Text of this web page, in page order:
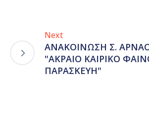
Next
ΑΝΑΚΟΙΝΩΣΗ Σ.
"ΑΚΡΑΙΟ ΚΑΙΡΙΚΟ
ΠΑΡΑΣΚΕΥΗ"